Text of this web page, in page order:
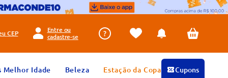
CEP
Entre ou
cadastre-se
Melhor Idade Beleza Estação da Copa Cupons